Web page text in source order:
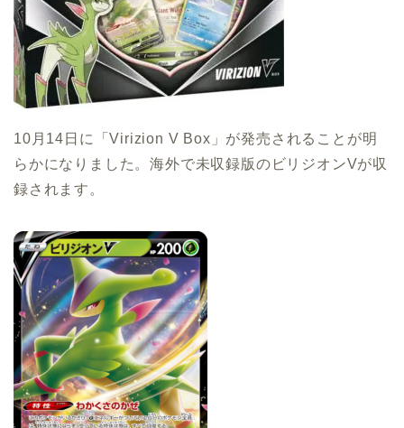
10月14日に「Virizion V Box」が発売されることが明
らかになりました。海外で未収録版のビリジオンVが収
録されます。